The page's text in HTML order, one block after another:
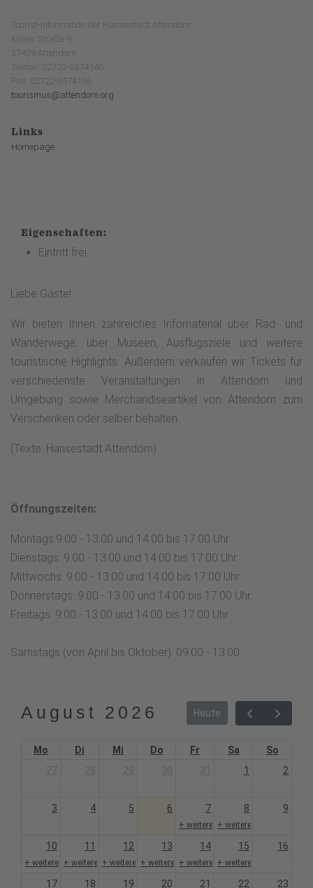
Tourist-Information der Hansestadt Attendorn
Kölner Straße 9
57439 Attendorn
Telefon: 02722-6574146
Fax: 02722-6574156
tourismus@attendorn.org
Links
Homepage
Eigenschaften:
Eintritt frei
Liebe Gäste!
Wir bieten Ihnen zahlreiches Infomaterial über Rad- und
Wanderwege, über Museen, Ausflugsziele und weitere
touristische Highlights. Außerdem verkaufen wir Tickets für
verschiedenste Veranstaltungen in Attendorn und
Umgebung sowie Merchandiseartikel von Attendorn zum
Verschenken oder selber behalten.
(Texte: Hansestadt Attendorn)
Öffnungszeiten:
Montags:9:00 - 13:00 und 14:00 bis 17:00 Uhr
Dienstags: 9:00 - 13:00 und 14:00 bis 17:00 Uhr
Mittwochs: 9.00 - 13:00 und 14:00 bis 17:00 Uhr
Donnerstags: 9:00 - 13:00 und 14:00 bis 17:00 Uhr
Freitags: 9:00 - 13:00 und 14:00 bis 17:00 Uhr
Samstags (von April bis Oktober): 09:00 - 13:00
August 2026 Heute
Mo Di Mi Do Fr Sa
So
1 2
3 4 5 6 7
+ weitere 2
8
+ weitere 1
9
10
+ weitere 2
11
+ weitere 1
12
+ weitere 2
13
+ weitere 2
14
+ weitere 2
15
+ weitere 1
16
17 18 19 20 21 22 23